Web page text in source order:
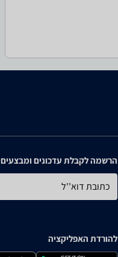
הרשמה לקבלת עדכונים ומבצעים
כתובת דוא''ל
להורדת האפליקציה